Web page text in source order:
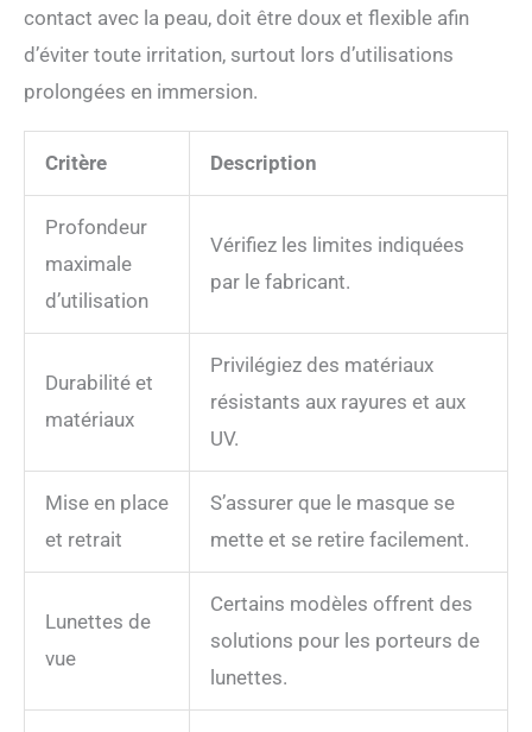
contact avec la peau, doit être doux et flexible afin
d’éviter toute irritation, surtout lors d’utilisations
prolongées en immersion.
Critère Description
Profondeur
maximale
d’utilisation
Vérifiez les limites indiquées
par le fabricant.
Durabilité et
matériaux
Privilégiez des matériaux
résistants aux rayures et aux
UV.
Mise en place
et retrait
S’assurer que le masque se
mette et se retire facilement.
Lunettes de
vue
Certains modèles offrent des
solutions pour les porteurs de
lunettes.